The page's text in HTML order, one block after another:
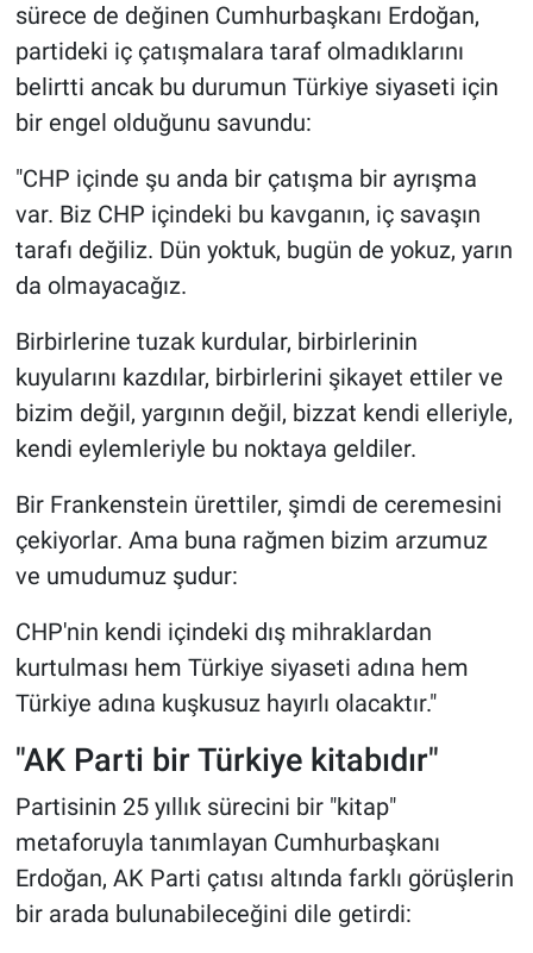
sürece de değinen Cumhurbaşkanı Erdoğan,
partideki iç çatışmalara taraf olmadıklarını
belirtti ancak bu durumun Türkiye siyaseti için
bir engel olduğunu savundu:
"CHP içinde şu anda bir çatışma bir ayrışma
var. Biz CHP içindeki bu kavganın, iç savaşın
tarafı değiliz. Dün yoktuk, bugün de yokuz, yarın
da olmayacağız.
Birbirlerine tuzak kurdular, birbirlerinin
kuyularını kazdılar, birbirlerini şikayet ettiler ve
bizim değil, yargının değil, bizzat kendi elleriyle,
kendi eylemleriyle bu noktaya geldiler.
Bir Frankenstein ürettiler, şimdi de ceremesini
çekiyorlar. Ama buna rağmen bizim arzumuz
ve umudumuz şudur:
CHP'nin kendi içindeki dış mihraklardan
kurtulması hem Türkiye siyaseti adına hem
Türkiye adına kuşkusuz hayırlı olacaktır."
"AK Parti bir Türkiye kitabıdır"
Partisinin 25 yıllık sürecini bir "kitap"
metaforuyla tanımlayan Cumhurbaşkanı
Erdoğan, AK Parti çatısı altında farklı görüşlerin
bir arada bulunabileceğini dile getirdi: